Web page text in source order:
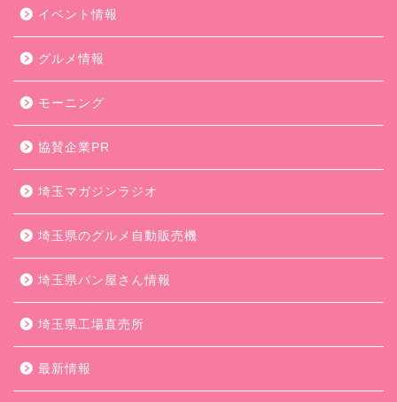
イベント情報
グルメ情報
モーニング
協賛企業PR
埼玉マガジンラジオ
埼玉県のグルメ自動販売機
埼玉県パン屋さん情報
埼玉県工場直売所
最新情報